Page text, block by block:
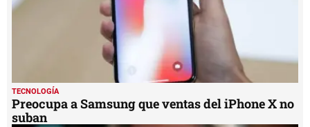
TECNOLOGÍA
Preocupa a Samsung que ventas del iPhone X no
suban